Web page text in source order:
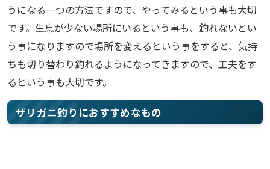
うになる一つの方法ですので、やってみるという事も大切
です。生息が少ない場所にいるという事も、釣れないとい
う事になりますので場所を変えるという事をすると、気持
ちも切り替わり釣れるようになってきますので、工夫をす
るという事も大切です。
ザリガニ釣りにおすすめなもの